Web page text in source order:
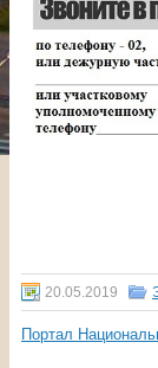
20.05.2019
Портал